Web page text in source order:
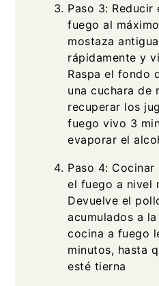
Paso 3: Reducir
fuego al
mostaza
rápidamente y
Raspa el fondo
una cuchara de
recuperar los
fuego vivo 3
evaporar el
Paso 4:
el fuego a nivel
Devuelve el
acumulados a
cocina a fuego
minutos, hasta
esté tierna